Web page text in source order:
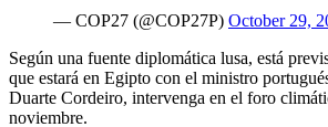
— COP27 (@COP27P) October 29,
Según una fuente diplomática lusa, está
que estará en Egipto con el ministro
Duarte Cordeiro, intervenga en el foro
noviembre.